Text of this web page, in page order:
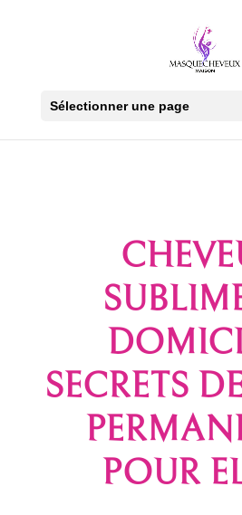
Sélectionner une page
SECRETS
POUR